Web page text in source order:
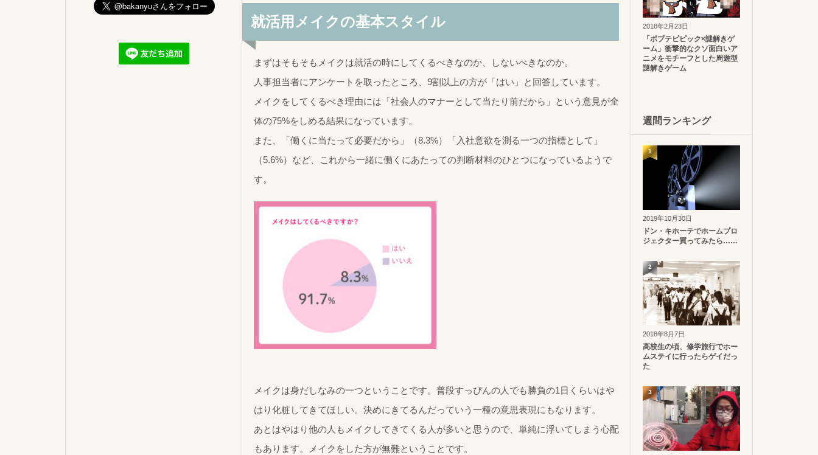
就活用メイクの基本スタイル
まずはそもそもメイクは就活の時にしてくるべきなのか、しないべきなのか。
人事担当者にアンケートを取ったところ、9割以上の方が「はい」と回答しています。
メイクをしてくるべき理由には「社会人のマナーとして当たり前だから」という意見が全
体の75%をしめる結果になっています。
また、「働くに当たって必要だから」（8.3%）「入社意欲を測る一つの指標として」
（5.6%）など、これから一緒に働くにあたっての判断材料のひとつになっているようで
す。
メイクは身だしなみの一つということです。普段すっぴんの人でも勝負の1日くらいはや
はり化粧してきてほしい。決めにきてるんだっていう一種の意思表現にもなります。
あとはやはり他の人もメイクしてきてくる人が多いと思うので、単純に浮いてしまう心配
もあります。メイクをした方が無難ということです。
2018年2月23日
「ポプテピピック×謎解きゲ
ーム」衝撃的なクソ面白いア
ニメをモチーフとした周遊型
謎解きゲーム
週間ランキング
2019年10月30日
ドン・キホーテでホームプロ
ジェクター買ってみたら……
1
2018年8月7日
高校生の頃、修学旅行でホー
ムステイに行ったらゲイだっ
た
2
3